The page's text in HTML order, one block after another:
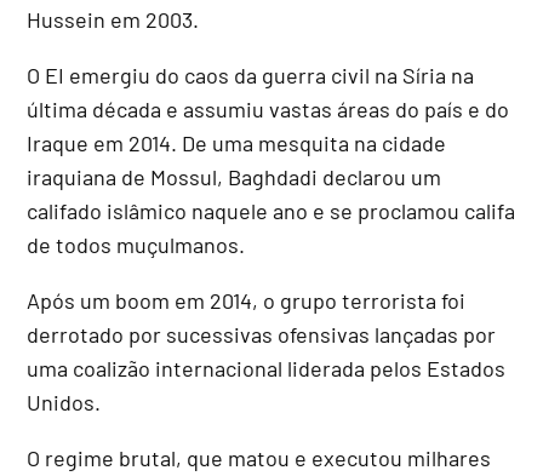
Hussein em 2003.
O EI emergiu do caos da guerra civil na Síria na
última década e assumiu vastas áreas do país e do
Iraque em 2014. De uma mesquita na cidade
iraquiana de Mossul, Baghdadi declarou um
califado islâmico naquele ano e se proclamou califa
de todos muçulmanos.
Após um boom em 2014, o grupo terrorista foi
derrotado por sucessivas ofensivas lançadas por
uma coalizão internacional liderada pelos Estados
Unidos.
O regime brutal, que matou e executou milhares